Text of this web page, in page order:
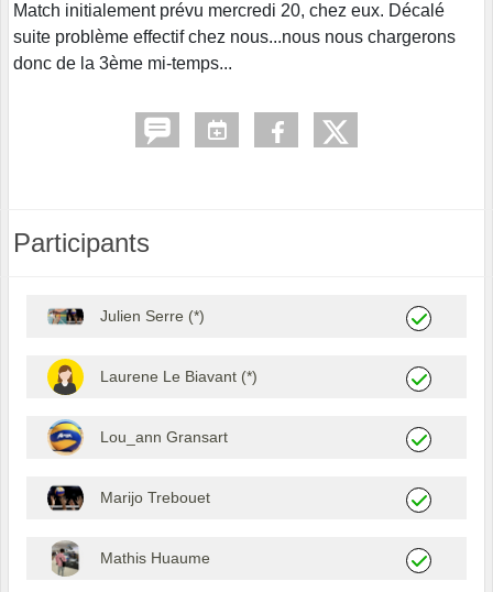
Match initialement prévu mercredi 20, chez eux. Décalé
suite problème effectif chez nous...nous nous chargerons
donc de la 3ème mi-temps...
Participants
Julien Serre (*)
Laurene Le Biavant (*)
Lou_ann Gransart
Marijo Trebouet
Mathis Huaume